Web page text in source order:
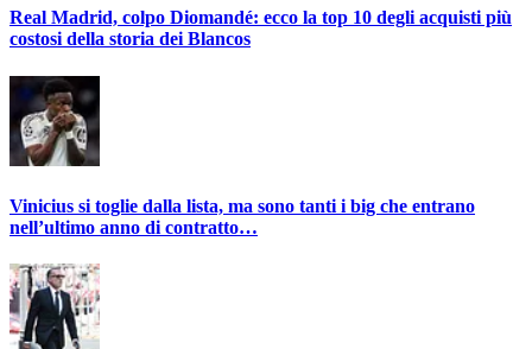
Real Madrid, colpo Diomandé: ecco la top 10 degli acquisti più
costosi della storia dei Blancos
Vinicius si toglie dalla lista, ma sono tanti i big che entrano
nell’ultimo anno di contratto…